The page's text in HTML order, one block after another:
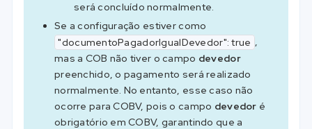
será concluído normalmente.
Se a configuração estiver como
"documentoPagadorIgualDevedor": true ,
mas a COB não tiver o campo devedor
preenchido, o pagamento será realizado
normalmente. No entanto, esse caso não
ocorre para COBV, pois o campo devedor é
obrigatório em COBV, garantindo que a